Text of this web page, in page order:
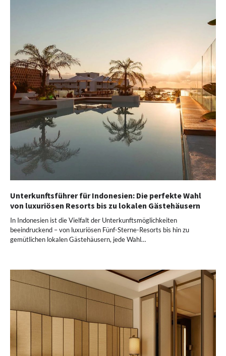
Unterkunftsführer für Indonesien: Die perfekte Wahl
von luxuriösen Resorts bis zu lokalen Gästehäusern
In Indonesien ist die Vielfalt der Unterkunftsmöglichkeiten
beeindruckend – von luxuriösen Fünf-Sterne-Resorts bis hin zu
gemütlichen lokalen Gästehäusern, jede Wahl…